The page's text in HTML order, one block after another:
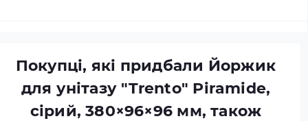
Покупці, які придбали Йоржик
для унітазу "Trento" Piramide,
сірий, 380×96×96 мм, також